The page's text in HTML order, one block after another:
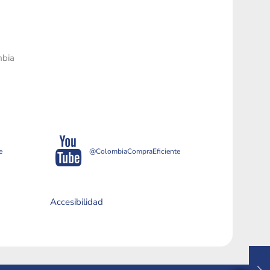
@ColombiaCompraEficiente
Accesibilidad